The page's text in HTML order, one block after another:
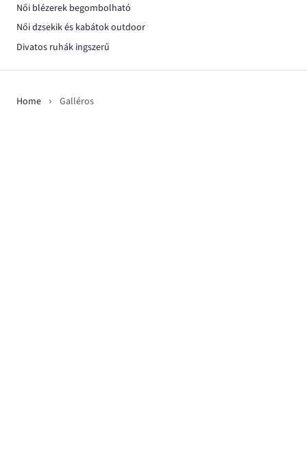
Női blézerek begombolható
Női dzsekik és kabátok outdoor
Divatos ruhák ingszerű
Home Galléros